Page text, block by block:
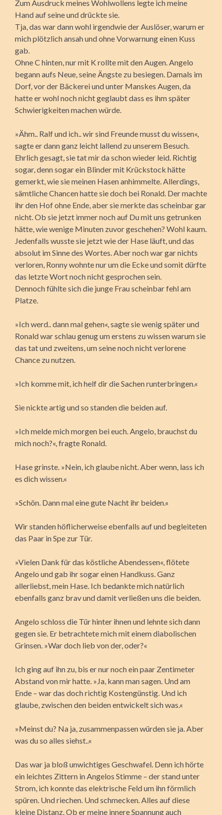
Zum Ausdruck meines Wohlwollens legte ich meine
Hand auf seine und drückte sie.
Tja, das war dann wohl irgendwie der Auslöser, warum er
mich plötzlich ansah und ohne Vorwarnung einen Kuss
gab.
Ohne C hinten, nur mit K rollte mit den Augen. Angelo
begann aufs Neue, seine Ängste zu besiegen. Damals im
Dorf, vor der Bäckerei und unter Manskes Augen, da
hatte er wohl noch nicht geglaubt dass es ihm später
Schwierigkeiten machen würde.
»Ähm.. Ralf und ich.. wir sind Freunde musst du wissen«,
sagte er dann ganz leicht lallend zu unserem Besuch.
Ehrlich gesagt, sie tat mir da schon wieder leid. Richtig
sogar, denn sogar ein Blinder mit Krückstock hätte
gemerkt, wie sie meinen Hasen anhimmelte. Allerdings,
sämtliche Chancen hatte sie doch bei Ronald. Der machte
ihr den Hof ohne Ende, aber sie merkte das scheinbar gar
nicht. Ob sie jetzt immer noch auf Du mit uns getrunken
hätte, wie wenige Minuten zuvor geschehen? Wohl kaum.
Jedenfalls wusste sie jetzt wie der Hase läuft, und das
absolut im Sinne des Wortes. Aber noch war gar nichts
verloren, Ronny wohnte nur um die Ecke und somit dürfte
das letzte Wort noch nicht gesprochen sein.
Dennoch fühlte sich die junge Frau scheinbar fehl am
Platze.
»Ich werd.. dann mal gehen«, sagte sie wenig später und
Ronald war schlau genug um erstens zu wissen warum sie
das tat und zweitens, um seine noch nicht verlorene
Chance zu nutzen.
»Ich komme mit, ich helf dir die Sachen runterbringen.«
Sie nickte artig und so standen die beiden auf.
»Ich melde mich morgen bei euch. Angelo, brauchst du
mich noch?«, fragte Ronald.
Hase grinste. »Nein, ich glaube nicht. Aber wenn, lass ich
es dich wissen.«
»Schön. Dann mal eine gute Nacht ihr beiden.«
Wir standen höflicherweise ebenfalls auf und begleiteten
das Paar in Spe zur Tür.
»Vielen Dank für das köstliche Abendessen«, flötete
Angelo und gab ihr sogar einen Handkuss. Ganz
allerliebst, mein Hase. Ich bedankte mich natürlich
ebenfalls ganz brav und damit verließen uns die beiden.
Angelo schloss die Tür hinter ihnen und lehnte sich dann
gegen sie. Er betrachtete mich mit einem diabolischen
Grinsen. »War doch lieb von der, oder?«
Ich ging auf ihn zu, bis er nur noch ein paar Zentimeter
Abstand von mir hatte. »Ja, kann man sagen. Und am
Ende – war das doch richtig Kostengünstig. Und ich
glaube, zwischen den beiden entwickelt sich was.«
»Meinst du? Na ja, zusammenpassen würden sie ja. Aber
was du so alles siehst..«
Das war ja bloß unwichtiges Geschwafel. Denn ich hörte
ein leichtes Zittern in Angelos Stimme – der stand unter
Strom, ich konnte das elektrische Feld um ihn förmlich
spüren. Und riechen. Und schmecken. Alles auf diese
kleine Distanz. Ob er meine innere Spannung auch